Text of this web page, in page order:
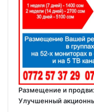
Размещение и
Улучшенный